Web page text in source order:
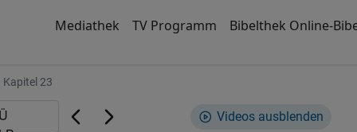
Mediathek TV Programm Bibelthek Online-
Kapitel 23
Videos ausblenden